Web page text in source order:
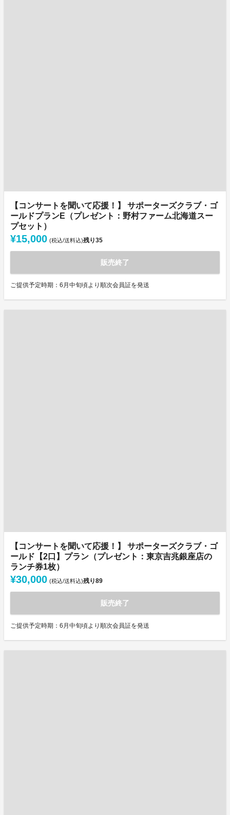
【コンサートを聞いて応援！】 サポーターズクラブ・ゴ
ールドプランE（プレゼント：野村ファーム北海道スー
プセット）
¥15,000 (税込/送料込)残り35
販売終了
ご提供予定時期：6月中旬頃より順次会員証を発送
【コンサートを聞いて応援！】 サポーターズクラブ・ゴ
ールド【2口】プラン（プレゼント：東京吉兆銀座店の
ランチ券1枚）
¥30,000 (税込/送料込)残り89
販売終了
ご提供予定時期：6月中旬頃より順次会員証を発送